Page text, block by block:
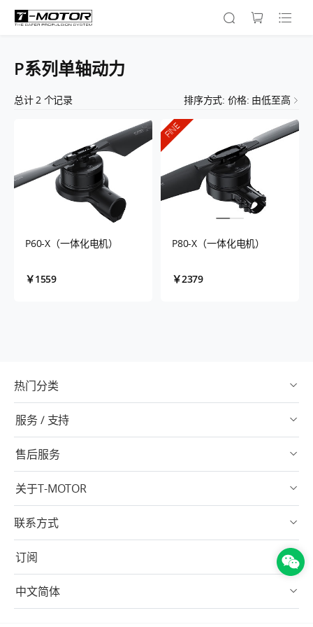
P系列单轴动力
总计 2 个记录 排序方式: 价格: 由低至高
P60-X（一体化电机）
￥1559
FINE
P80-X（一体化电机）
￥2379
热门分类
服务 / 支持
售后服务
关于T-MOTOR
联系方式
订阅
中文简体